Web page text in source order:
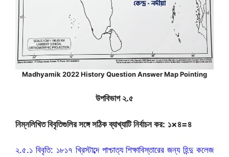
Madhyamik 2022 History Question Answer Map Pointing
উপবিভাগ ২.৫
নিম্নলিখিত বিবৃতিগুলির সঙ্গে সঠিক ব্যাখ্যাটি নির্বাচন কর: ১×৪=৪
২.৫.১ বিবৃতি: ১৮১৭ খ্রিস্টাব্দে পাশ্চাত্য শিক্ষাবিস্তারের জন্য হিন্দু কলেজ